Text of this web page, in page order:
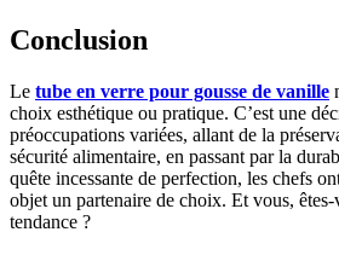
Conclusion
Le tube en verre pour gousse de vanille
choix esthétique ou pratique. C’est une
préoccupations variées, allant de la
sécurité alimentaire, en passant par la
quête incessante de perfection, les chefs
objet un partenaire de choix. Et vous,
tendance ?